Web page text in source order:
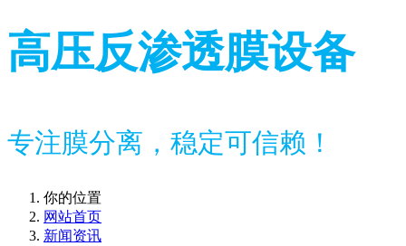
高压反渗透膜设备
专注膜分离，稳定可信赖！
你的位置
网站首页
新闻资讯